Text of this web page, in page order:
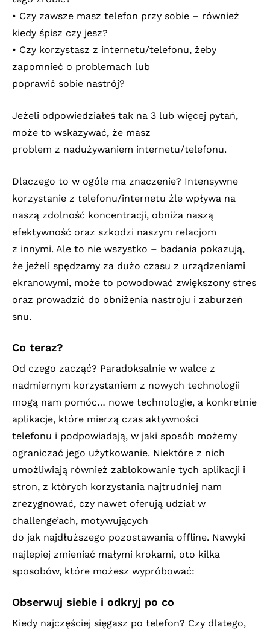
• Czy zawsze masz telefon przy sobie – również
kiedy śpisz czy jesz?
• Czy korzystasz z internetu/telefonu, żeby
zapomnieć o problemach lub
poprawić sobie nastrój?
Jeżeli odpowiedziałeś tak na 3 lub więcej pytań,
może to wskazywać, że masz
problem z nadużywaniem internetu/telefonu.
Dlaczego to w ogóle ma znaczenie? Intensywne
korzystanie z telefonu/internetu źle wpływa na
naszą zdolność koncentracji, obniża naszą
efektywność oraz szkodzi naszym relacjom
z innymi. Ale to nie wszystko – badania pokazują,
że jeżeli spędzamy za dużo czasu z urządzeniami
ekranowymi, może to powodować zwiększony stres
oraz prowadzić do obniżenia nastroju i zaburzeń
snu.
Co teraz?
Od czego zacząć? Paradoksalnie w walce z
nadmiernym korzystaniem z nowych technologii
mogą nam pomóc… nowe technologie, a konkretnie
aplikacje, które mierzą czas aktywności
telefonu i podpowiadają, w jaki sposób możemy
ograniczać jego użytkowanie. Niektóre z nich
umożliwiają również zablokowanie tych aplikacji i
stron, z których korzystania najtrudniej nam
zrezygnować, czy nawet oferują udział w
challenge’ach, motywujących
do jak najdłuższego pozostawania offline. Nawyki
najlepiej zmieniać małymi krokami, oto kilka
sposobów, które możesz wypróbować:
Obserwuj siebie i odkryj po co
Kiedy najczęściej sięgasz po telefon? Czy dlatego,